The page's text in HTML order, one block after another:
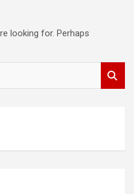
looking for. Perhaps